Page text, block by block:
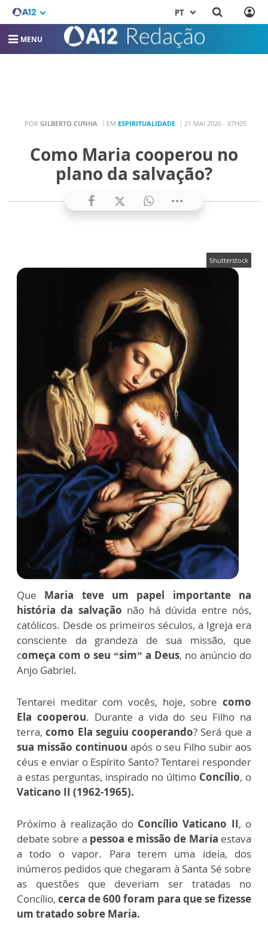
PT
MENU
POR GILBERTO CUNHA EM ESPIRITUALIDADE 21 MAI 2020 - 07H05
Como Maria cooperou no
plano da salvação?
Shutterstock
Que Maria teve um papel importante na
história da salvação não há dúvida entre nós,
católicos. Desde os primeiros séculos, a Igreja era
consciente da grandeza de sua missão, que
começa com o seu “sim” a Deus, no anúncio do
Anjo Gabriel.
Tentarei meditar com vocês, hoje, sobre como
Ela cooperou. Durante a vida do seu Filho na
terra,como Ela seguiu cooperando? Será que a
sua missão continuou após o seu Filho subir aos
céus e enviar o Espírito Santo? Tentarei responder
a estas perguntas, inspirado no último Concílio, o
Vaticano II (1962-1965).
Próximo à realização do Concílio Vaticano II, o
debate sobre a pessoa e missão de Maria estava
a todo o vapor. Para terem uma ideia, dos
inúmeros pedidos que chegaram à Santa Sé sobre
as questões que deveriam ser tratadas no
Concílio, cerca de 600 foram para que se fizesse
um tratado sobre Maria.